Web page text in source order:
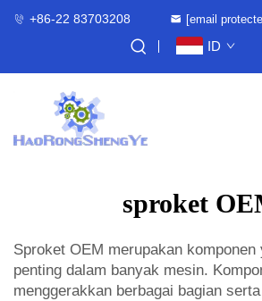
+86-22 83703208 [email
ID
sproket
Sproket OEM merupakan komponen
penting dalam banyak mesin.
menggerakkan berbagai bagian